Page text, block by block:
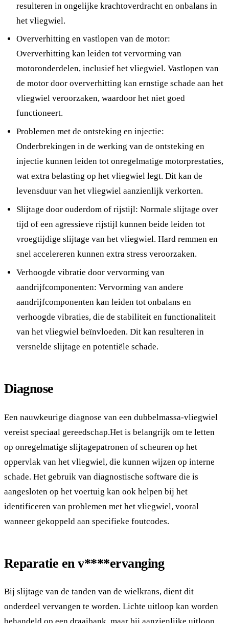
resulteren in ongelijke krachtoverdracht en onbalans in
het vliegwiel.
Oververhitting en vastlopen van de motor:
Oververhitting kan leiden tot vervorming van
motoronderdelen, inclusief het vliegwiel. Vastlopen van
de motor door oververhitting kan ernstige schade aan het
vliegwiel veroorzaken, waardoor het niet goed
functioneert.
Problemen met de ontsteking en injectie:
Onderbrekingen in de werking van de ontsteking en
injectie kunnen leiden tot onregelmatige motorprestaties,
wat extra belasting op het vliegwiel legt. Dit kan de
levensduur van het vliegwiel aanzienlijk verkorten.
Slijtage door ouderdom of rijstijl: Normale slijtage over
tijd of een agressieve rijstijl kunnen beide leiden tot
vroegtijdige slijtage van het vliegwiel. Hard remmen en
snel accelereren kunnen extra stress veroorzaken.
Verhoogde vibratie door vervorming van
aandrijfcomponenten: Vervorming van andere
aandrijfcomponenten kan leiden tot onbalans en
verhoogde vibraties, die de stabiliteit en functionaliteit
van het vliegwiel beïnvloeden. Dit kan resulteren in
versnelde slijtage en potentiële schade.
Diagnose
Een nauwkeurige diagnose van een dubbelmassa-vliegwiel
vereist speciaal gereedschap.Het is belangrijk om te letten
op onregelmatige slijtagepatronen of scheuren op het
oppervlak van het vliegwiel, die kunnen wijzen op interne
schade. Het gebruik van diagnostische software die is
aangesloten op het voertuig kan ook helpen bij het
identificeren van problemen met het vliegwiel, vooral
wanneer gekoppeld aan specifieke foutcodes.
Reparatie en v****ervanging
Bij slijtage van de tanden van de wielkrans, dient dit
onderdeel vervangen te worden. Lichte uitloop kan worden